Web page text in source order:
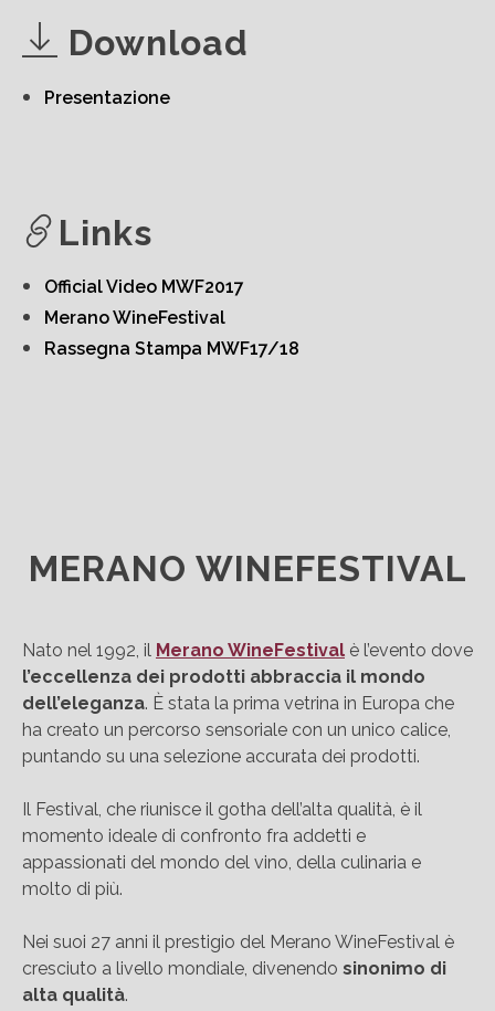
Download
Presentazione
Links
Official Video MWF2017
Merano WineFestival
Rassegna Stampa MWF17/18
MERANO WINEFESTIVAL
Nato nel 1992, il Merano WineFestival è l’evento dove
l’eccellenza dei prodotti abbraccia il mondo
dell’eleganza. È stata la prima vetrina in Europa che
ha creato un percorso sensoriale con un unico calice,
puntando su una selezione accurata dei prodotti.
Il Festival, che riunisce il gotha dell’alta qualità, è il
momento ideale di confronto fra addetti e
appassionati del mondo del vino, della culinaria e
molto di più.
Nei suoi 27 anni il prestigio del Merano WineFestival è
cresciuto a livello mondiale, divenendo sinonimo di
alta qualità.